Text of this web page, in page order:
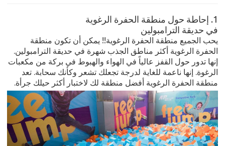
1. إحاطة حول منطقة الحفرة الرغوية
في حديقة الترامبولين
يحب الجميع منطقة الحفرة الرغوية!! يمكن أن تكون منطقة
الحفرة الرغوية أكثر مناطق الجذب شهرة في حديقة الترامبولين.
إنها تدور حول القفز عالياً في الهواء والهبوط في بركة من مكعبات
الرغوة. إنها ناعمة للغاية لدرجة تجعلك تشعر وكأنك سحابة. تعد
منطقة الحفرة الرغوية أفضل منطقة لك لاختبار أكثر حيلك جرأة.